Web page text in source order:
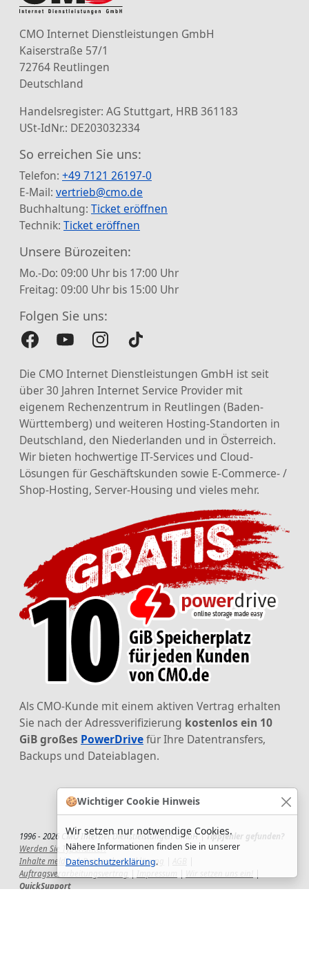
🍪Wichtiger Cookie Hinweis
Wir setzen nur notwendige Cookies.
Nähere Informationen finden Sie in unserer
Datenschutzerklärung.
CMO Internet Dienstleistungen GmbH
Kaiserstraße 57/1
72764 Reutlingen
Deutschland
Handelsregister: AG Stuttgart, HRB 361183
USt-IdNr.: DE203032334
So erreichen Sie uns:
Telefon: +49 7121 26197-0
E-Mail: vertrieb@cmo.de
Buchhaltung: Ticket eröffnen
Technik: Ticket eröffnen
Unsere Bürozeiten:
Mo.-Do: 09:00 Uhr bis 17:00 Uhr
Freitag: 09:00 Uhr bis 15:00 Uhr
Folgen Sie uns:
Die CMO Internet Dienstleistungen GmbH ist seit
über 30 Jahren Internet Service Provider mit
eigenem Rechenzentrum in Reutlingen (Baden-
Württemberg) und weiteren Hosting-Standorten in
Deutschland, den Niederlanden und in Österreich.
Wir bieten hochwertige IT-Services und Cloud-
Lösungen für Geschäftskunden sowie E-Commerce- /
Shop-Hosting, Server-Housing und vieles mehr.
Als CMO-Kunde mit einem aktiven Vertrag erhalten
Sie nach der Adressverifizierung kostenlos ein 10
GiB großes PowerDrivefür Ihre Datentransfers,
Backups und Dateiablagen.
1996 - 2026 CMO Internet Dienstleistungen GmbH |Tippfehler gefunden?
Werden Sie TypoHunter!
Inhalte melden|Datenschutzerklärung
Auftragsverarbeitungsvertrag
QuickSupport